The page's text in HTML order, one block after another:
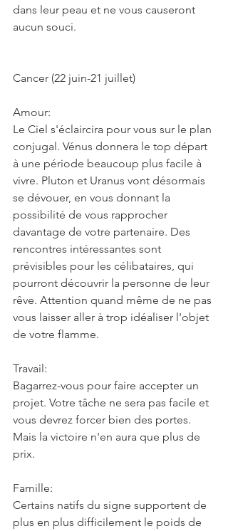
dans leur peau et ne vous causeront
aucun souci.
Cancer (22 juin-21 juillet)
Amour:
Le Ciel s'éclaircira pour vous sur le plan
conjugal. Vénus donnera le top départ
à une période beaucoup plus facile à
vivre. Pluton et Uranus vont désormais
se dévouer, en vous donnant la
possibilité de vous rapprocher
davantage de votre partenaire. Des
rencontres intéressantes sont
prévisibles pour les célibataires, qui
pourront découvrir la personne de leur
rêve. Attention quand même de ne pas
vous laisser aller à trop idéaliser l'objet
de votre flamme.
Travail:
Bagarrez-vous pour faire accepter un
projet. Votre tâche ne sera pas facile et
vous devrez forcer bien des portes.
Mais la victoire n'en aura que plus de
prix.
Famille:
Certains natifs du signe supportent de
plus en plus difficilement le poids de